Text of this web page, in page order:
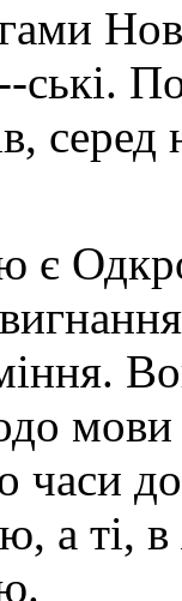
ські.
є
мови
часи
а ті, в